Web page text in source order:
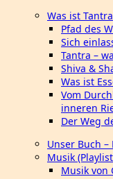
Was ist Tantra
Pfad des
Sich
Tantra –
Shiva &
Was ist
Vom
inneren
Der Weg
Unser Buch
Musik
Musik von